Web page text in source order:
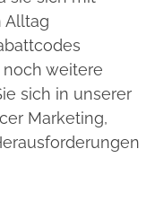
Alltag
noch weitere
sich in unserer
Marketing,